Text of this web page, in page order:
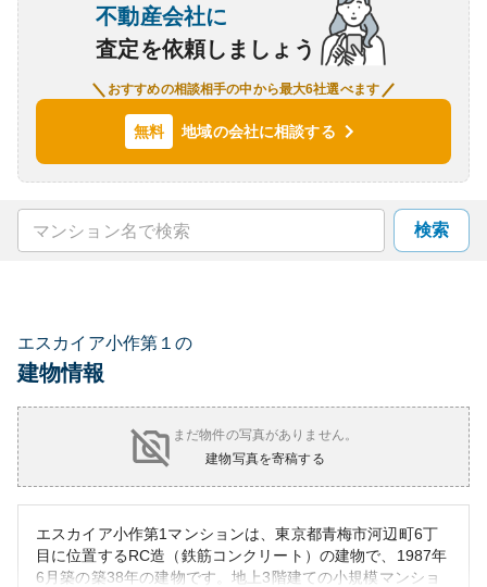
不動産会社に
査定を依頼しましょう
おすすめの相談相手の中から最大6社選べます
無料 地域の会社に相談する
検索
エスカイア小作第１の
建物情報
まだ物件の写真がありません。
建物写真を寄稿する
エスカイア小作第1マンションは、東京都青梅市河辺町6丁
目に位置するRC造（鉄筋コンクリート）の建物で、1987年
6月築の築38年の建物です。地上3階建ての小規模マンショ